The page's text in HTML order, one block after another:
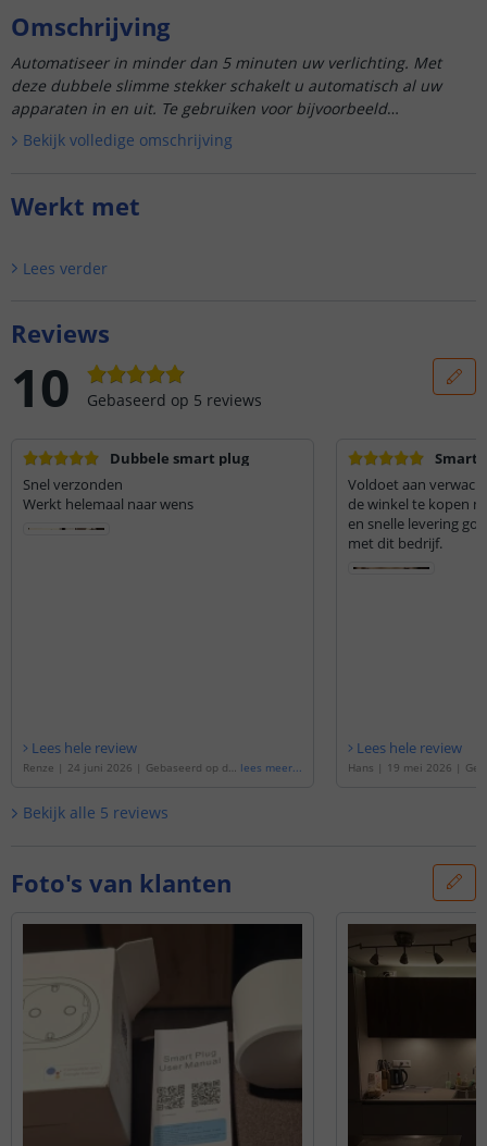
Omschrijving
Automatiseer in minder dan 5 minuten uw verlichting. Met
deze dubbele slimme stekker schakelt u automatisch al uw
apparaten in en uit. Te gebruiken voor bijvoorbeeld
verlichting...
Bekijk volledige omschrijving
Werkt met
Lees verder
Reviews
10 Gebaseerd op 5 reviews
Dubbele smart plug
Snel verzonden
Werkt helemaal naar wens
Lees hele review
Renze | 24 juni 2026 | Gebaseerd op de
lees meer...
Smart
Voldoet aan
de winkel te kopen
en snelle levering
met dit bedrijf.
Lees hele review
Hans | 19 mei 2026 |
Bekijk alle 5 reviews
Foto's van klanten